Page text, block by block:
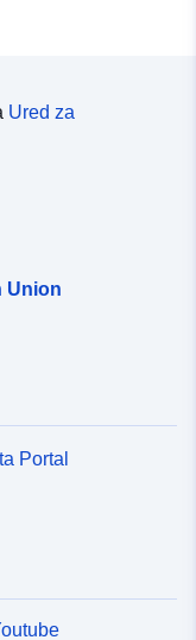
Ured za
Union
Portal